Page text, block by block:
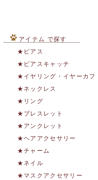
アイテム で探す
★ピアス
★ピアスキャッチ
★イヤリング・イヤーカフ
★ネックレス
★リング
★ブレスレット
★アンクレット
★ヘアアクセサリー
★チャーム
★ネイル
★マスクアクセサリー